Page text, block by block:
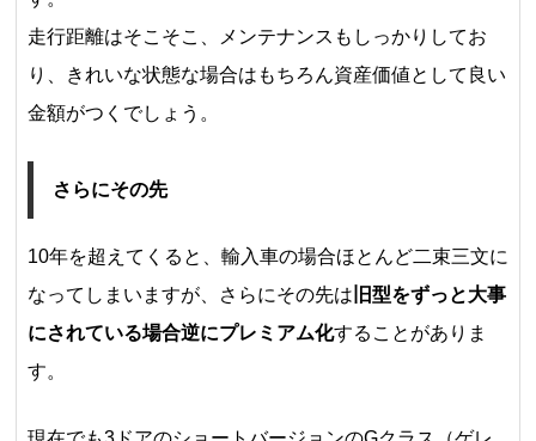
走行距離はそこそこ、メンテナンスもしっかりしてお
り、きれいな状態な場合はもちろん資産価値として良い
金額がつくでしょう。
さらにその先
10年を超えてくると、輸入車の場合ほとんど二束三文に
なってしまいますが、さらにその先は 旧型をずっと大事
にされている場合逆にプレミアム化することがありま
す。